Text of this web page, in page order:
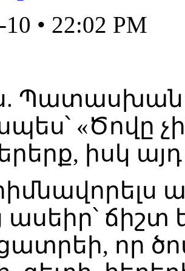
• 22:02 PM
«Ծովը
իսկ
ասեիր՝ ճիշտ
որ